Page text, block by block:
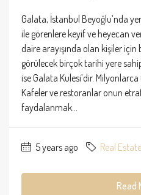
Galata, İstanbul Beyoğlu’nda
ile görenlere keyif ve heyecan
daire arayışında olan kişiler için
görülecek birçok tarihi yere
ise Galata Kulesi’dir.
Kafeler ve restoranlar onun
faydalanmak...
5 years ago Real Estate
Read